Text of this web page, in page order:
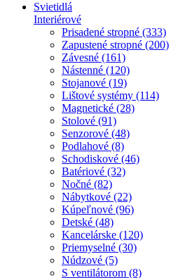
Svietidlá
Interiérové
Prisadené stropné (333)
Zapustené stropné (200)
Závesné (161)
Nástenné (120)
Stojanové (19)
Lištové systémy (114)
Magnetické (28)
Stolové (91)
Senzorové (48)
Podlahové (8)
Schodiskové (46)
Batériové (32)
Nočné (82)
Nábytkové (22)
Kúpeľnové (96)
Detské (48)
Kancelárske (120)
Priemyselné (30)
Núdzové (5)
S ventilátorom (8)